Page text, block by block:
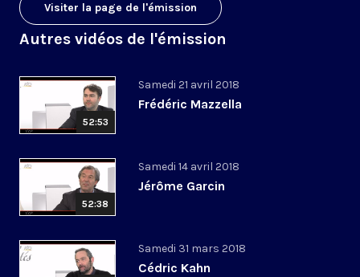
Visiter la page de l'émission
Autres vidéos de l'émission
52:53
Samedi 21 avril 2018
Frédéric Mazzella
52:38
Samedi 14 avril 2018
Jérôme Garcin
Samedi 31 mars 2018
Cédric Kahn